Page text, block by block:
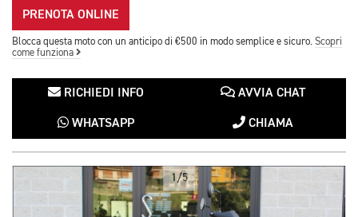
PRENOTA ONLINE
Blocca questa moto con un anticipo di €500 in modo semplice e sicuro. Scopri
come funziona
RICHIEDI INFO AVVIA CHAT
WHATSAPP CHIAMA
1/5